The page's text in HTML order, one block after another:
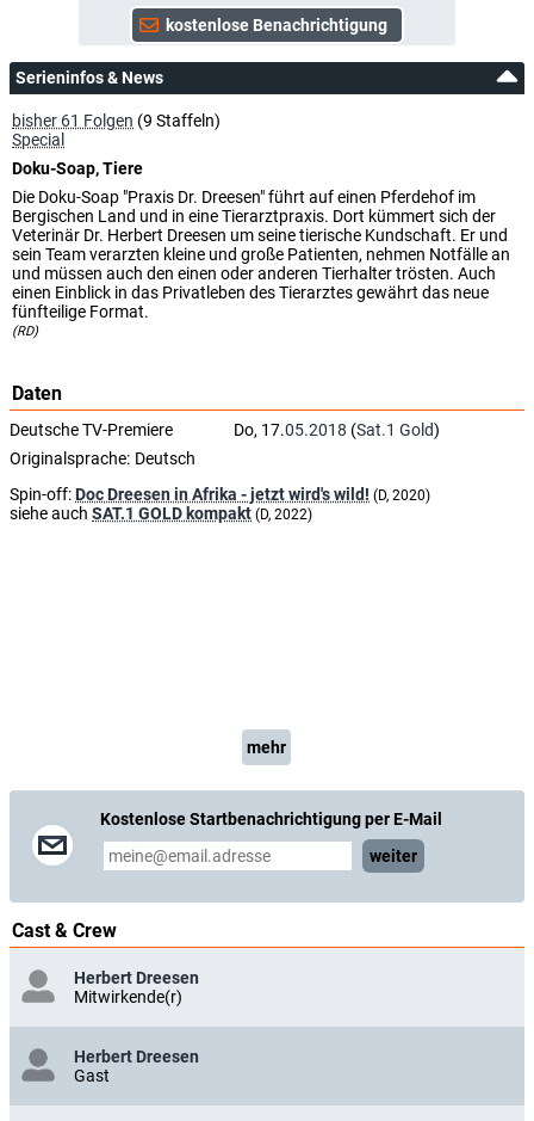
Serieninfos & News
bisher 61 Folgen (9 Staffeln)
Special
Doku-Soap, Tiere
Die Doku-Soap "Praxis Dr. Dreesen" führt auf einen Pferdehof im
Bergischen Land und in eine Tierarztpraxis. Dort kümmert sich der
Veterinär Dr. Herbert Dreesen um seine tierische Kundschaft. Er und
sein Team verarzten kleine und große Patienten, nehmen Notfälle an
und müssen auch den einen oder anderen Tierhalter trösten. Auch
einen Einblick in das Privatleben des Tierarztes gewährt das neue
fünfteilige Format.
(RD)
Daten
Deutsche TV-Premiere Do, 17.05.2018 (Sat.1 Gold)
Originalsprache: Deutsch
Spin-off:Doc Dreesen in Afrika - jetzt wird's wild! (D, 2020)
siehe auch SAT.1 GOLD kompakt (D, 2022)
mehr
Kostenlose Startbenachrichtigung per E-Mail
weiter
Cast & Crew
Herbert Dreesen
Mitwirkende(r)
Herbert Dreesen
Gast